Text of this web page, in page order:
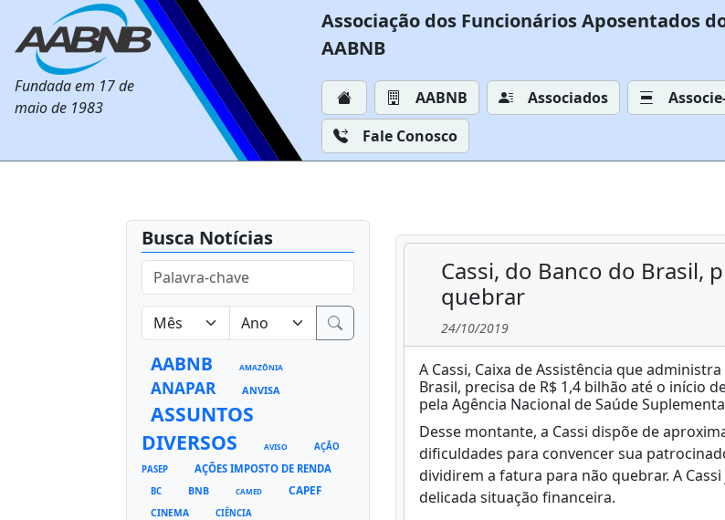
Fundada em 17 de
maio de 1983
Associação dos Funcionários Aposentados
AABNB
AABNB Associados
Fale Conosco
Busca Notícias
AABNB AMAZÔNIA
ANAPAR ANVISA
ASSUNTOS
DIVERSOS
AVISO
AÇÃO
PASEP
AÇÕES IMPOSTO DE RENDA
BC BNB CAMED CAPEF
CINEMA CIÊNCIA
Cassi, do Banco do Brasil,
quebrar
24/10/2019
A Cassi, Caixa de Assistência que
Brasil, precisa de R$ 1,4 bilhão até o início
pela Agência Nacional de Saúde
Desse montante, a Cassi dispõe de
dificuldades para convencer sua
dividirem a fatura para não quebrar. A
delicada situação financeira.